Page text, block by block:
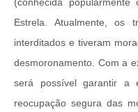
Estrela. Atualmente, os
interditados e tiveram
desmoronamento. Com a
será possível garantir a
reocupação segura das